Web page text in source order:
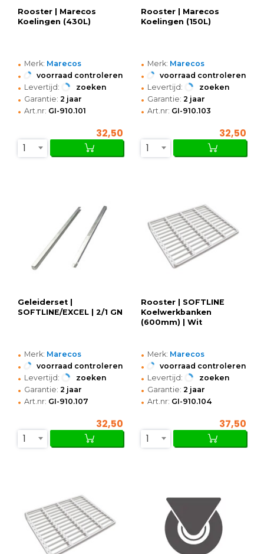
Rooster | Marecos
Koelingen (430L)
• Merk: Marecos
• voorraad controleren
• Levertijd: zoeken
• Garantie: 2 jaar
• Art.nr: GI-910.101
32,50
1
Rooster | Marecos
Koelingen (150L)
• Merk: Marecos
• voorraad controleren
• Levertijd: zoeken
• Garantie: 2 jaar
• Art.nr: GI-910.103
32,50
1
Geleiderset |
SOFTLINE/EXCEL | 2/1 GN
• Merk: Marecos
• voorraad controleren
• Levertijd: zoeken
• Garantie: 2 jaar
• Art.nr: GI-910.107
32,50
1
Rooster | SOFTLINE
Koelwerkbanken
(600mm) | Wit
• Merk: Marecos
• voorraad controleren
• Levertijd: zoeken
• Garantie: 2 jaar
• Art.nr: GI-910.104
37,50
1